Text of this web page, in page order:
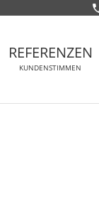
REFERENZEN
KUNDENSTIMMEN